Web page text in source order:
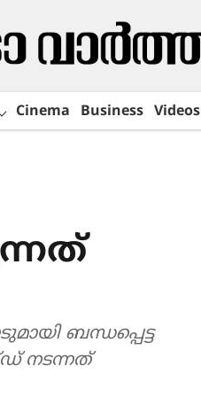
Cinema Business Videos
ബന്ധപ്പെട്ട
നടന്നത്